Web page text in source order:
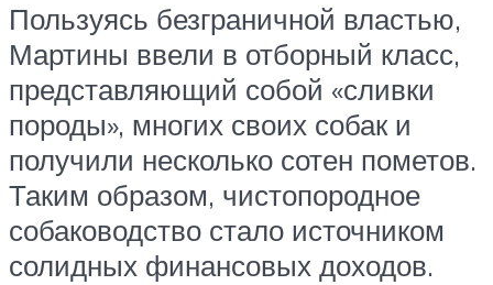
Пользуясь безграничной властью,
Мартины ввели в отборный класс,
представляющий собой «сливки
породы», многих своих собак и
получили несколько сотен пометов.
Таким образом, чистопородное
собаководство стало источником
солидных финансовых доходов.